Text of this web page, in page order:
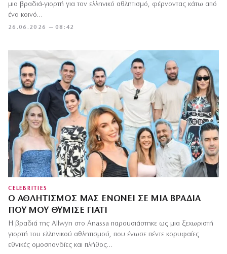
26.06.2026 — 08:42
μια βραδιά-γιορτή για τον ελληνικό αθλητισμό, φέρνοντας κάτω από
ένα κοινό…
CELEBRITIES
Ο ΑΘΛΗΤΙΣΜΌΣ ΜΑΣ ΕΝΏΝΕΙ ΣΕ ΜΙΑ ΒΡΑΔΙΆ
ΠΟΥ ΜΟΥ ΘΎΜΙΣΕ ΓΙΑΤΊ
Η βραδιά της Allwyn στο Anassa παρουσιάστηκε ως μια ξεχωριστή
γιορτή του ελληνικού αθλητισμού, που ένωσε πέντε κορυφαίες
εθνικές ομοσπονδίες και πλήθος…